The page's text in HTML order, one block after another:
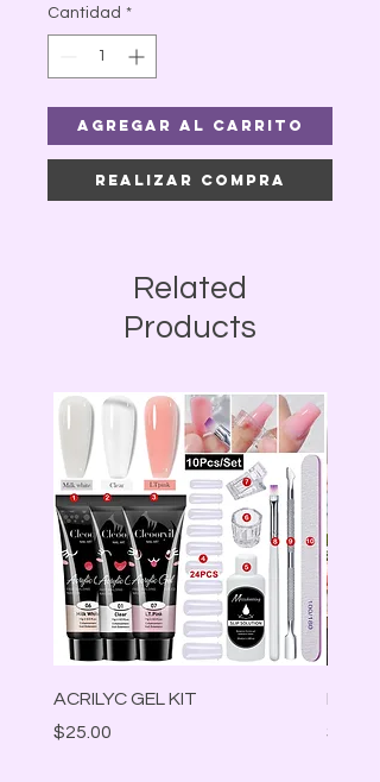
Cantidad *
Agregar al carrito
Realizar compra
Related
Products
ACRILYC GEL KIT
Precio
$25.00
Precio
$30.00